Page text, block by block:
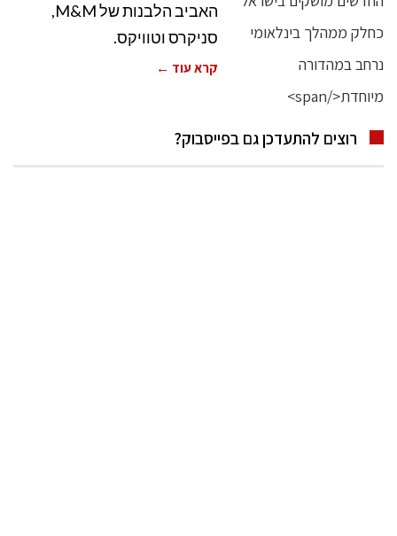
האביב הלבנות של M&M,
סניקרס וטוויקס.
קרא עוד ←
רוצים להתעדכן גם בפייסבוק?